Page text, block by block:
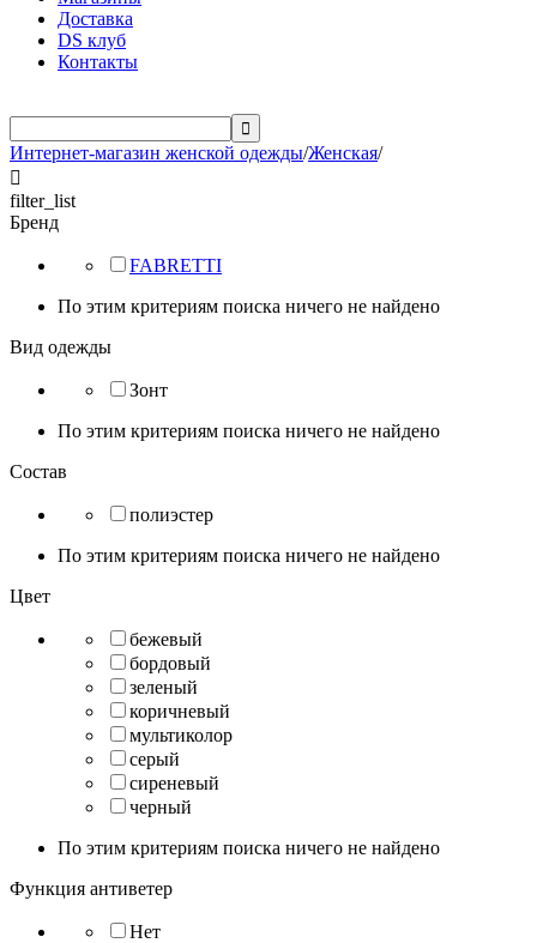
Доставка
DS клуб
Контакты

Интернет-магазин женской одежды/Женская/

filter_list
Бренд
FABRETTI
По этим критериям поиска ничего не найдено
Вид одежды
Зонт
По этим критериям поиска ничего не найдено
Состав
полиэстер
По этим критериям поиска ничего не найдено
Цвет
бежевый
бордовый
зеленый
коричневый
мультиколор
серый
сиреневый
черный
По этим критериям поиска ничего не найдено
Функция антиветер
Нет